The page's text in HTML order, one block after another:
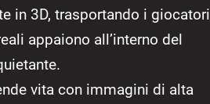
in 3D, trasportando i giocatori
appaiono all’interno del
vita con immagini di alta